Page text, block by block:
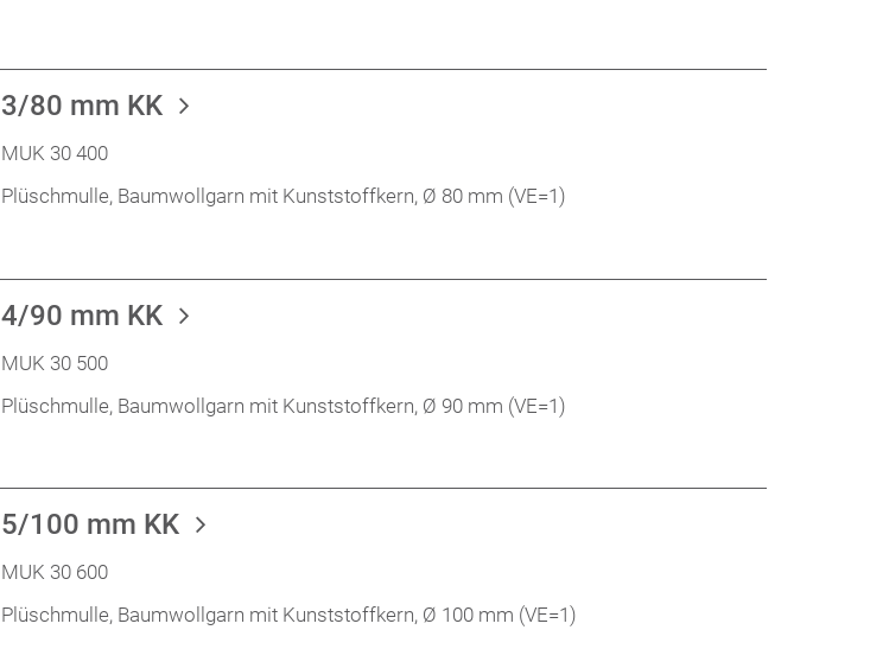
3/80 mm KK
MUK 30 400
Plüschmulle, Baumwollgarn mit Kunststoffkern, Ø 80 mm (VE=1)
4/90 mm KK
MUK 30 500
Plüschmulle, Baumwollgarn mit Kunststoffkern, Ø 90 mm (VE=1)
5/100 mm KK
MUK 30 600
Plüschmulle, Baumwollgarn mit Kunststoffkern, Ø 100 mm (VE=1)